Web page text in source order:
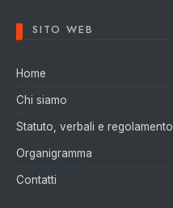
SITO WEB
Home
Chi siamo
Statuto, verbali e regolamento
Organigramma
Contatti